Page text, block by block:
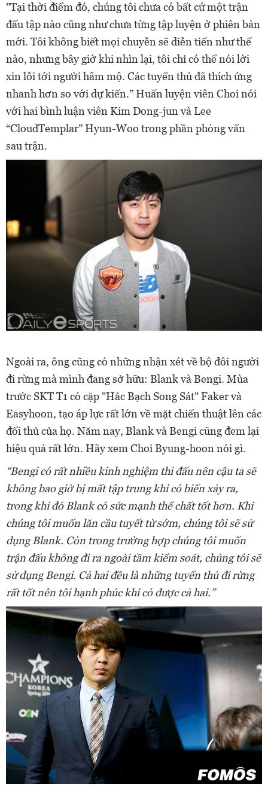
"Tại thời điểm đó, chúng tôi chưa có bất cứ một trận
đấu tập nào cũng như chưa từng tập luyện ở phiên bản
mới. Tôi không biết mọi chuyễn sẽ diễn tiến như thế
nào, nhưng bây giờ khi nhìn lại, tôi chỉ có thể nói lời
xin lỗi tới người hâm mộ. Các tuyển thủ đã thích ứng
nhanh hơn so với dự kiến.” Huấn luyện viên Choi nói
với hai bình luận viên Kim Dong-jun và Lee
“CloudTemplar” Hyun-Woo trong phần phỏng vấn
sau trận.
Ngoài ra, ông cũng có những nhận xét về bộ đôi người
đi rừng mà mình đang sở hữu: Blank và Bengi. Mùa
trước SKT T1 có cặp "Hắc Bạch Song Sát" Faker và
Easyhoon, tạo áp lực rất lớn về mặt chiến thuật lên các
đối thủ của họ. Năm nay, Blank và Bengi cũng đem lại
hiệu quả rất lớn. Hãy xem Choi Byung-hoon nói gì.
“Bengi có rất nhiều kinh nghiệm thi đấu nên cậu ta sẽ
không bao giờ bị mất tập trung khi có biến xảy ra,
trong khi đó Blank có sức mạnh thể chất tốt hơn. Khi
chúng tôi muốn lăn cầu tuyết từ sớm, chúng tôi sẽ sử
dụng Blank. Còn trong trường hợp chúng tôi muốn
trận đấu không đi ra ngoài tầm kiểm soát, chúng tôi sẽ
sử dụng Bengi. Cả hai đều là những tuyển thủ đi rừng
rất tốt nên tôi hạnh phúc khi có được cả hai.”